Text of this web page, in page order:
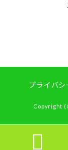
プライバ
Copyright
